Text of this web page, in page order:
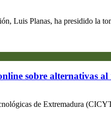
Luis Planas, ha presidido la
sobre alternativas
de Extremadura